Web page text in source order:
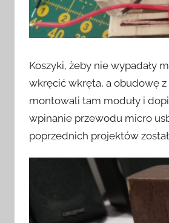
Koszyki, żeby nie wypadały
wkręcić wkręta, a obudowę
montowali tam moduły i
wpinanie przewodu micro
poprzednich projektów